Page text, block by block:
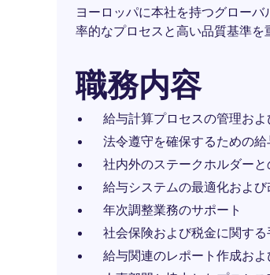
ヨーロッパに本社を持つグロー
率的なプロセスと高い品質基準を
職務内容
給与計算プロセスの管理お
法令遵守を確保するための
社内外のステークホルダー
給与システムの最適化および
年次調整業務のサポート
社会保険および税金に関す
給与関連のレポート作成お